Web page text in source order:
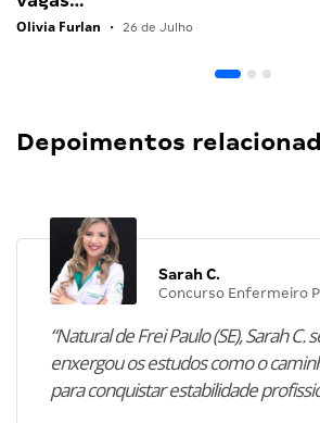
Olivia Furlan • 26 de Julho
Depoimentos
Sarah C.
Concurso Enfermeiro
“Natural de Frei Paulo (SE), Sarah C.
enxergou os estudos como o
para conquistar estabilidade